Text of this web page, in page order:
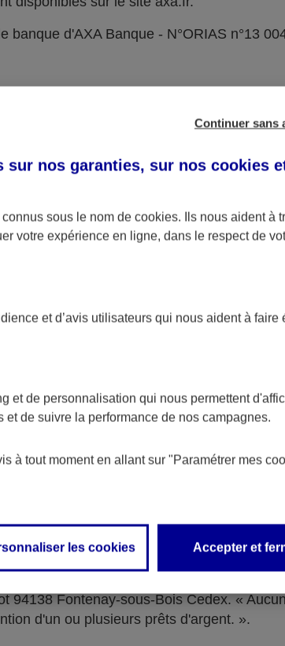
d'AXA Banque - N°ORIAS n°13
du crédit
– SA au capital de 33 855 000 € -
94138 Fontenay-sous-Bois Cedex. «
d'un ou plusieurs prêts d'argent. ».
Continuer sans
sur nos garanties, sur nos cookies
sous le nom de cookies. Ils nous aident à
votre expérience en ligne, dans le respect de
et d’avis utilisateurs qui nous aident à faire
et de personnalisation qui nous permettent
de suivre la performance de nos campagnes.
à tout moment en allant sur "Paramétrer mes
les cookies Accepter et